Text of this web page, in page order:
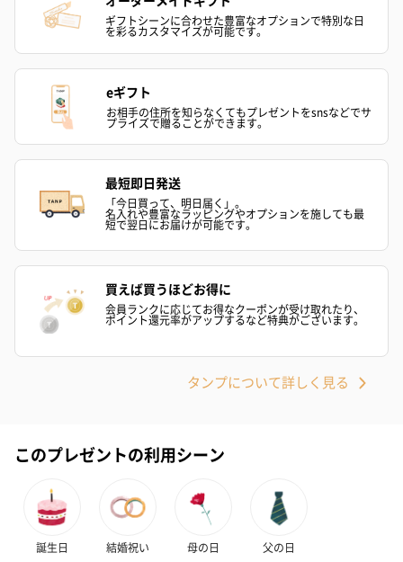
プリザーブドフラワー
（2,580円）
プリザーブドフラワー
紅茶・コーヒー・スイーツを同梱してお届けいたします。ギフト
への＋αにおすすめです。
アールグレイティー
（660円）
フルーツティ
円）
スキンケアグッズ
スキンケアグッズを同梱してお届けします。
ギフトシーンに合わせた豊富なオプションで特別な日
を彩るカスタマイズが可能です。
eギフト
お相手の住所を知らなくてもプレゼントをsnsなどでサ
プライズで贈ることができます。
最短即日発送
「今日買って、明日届く」。
名入れや豊富なラッピングやオプションを施しても最
短で翌日にお届けが可能です。
買えば買うほどお得に
会員ランクに応じてお得なクーポンが受け取れたり、
ポイント還元率がアップするなど特典がございます。
タンプについて詳しく見る
このプレゼントの利用シーン
誕生日 結婚祝い 母の日 父の日